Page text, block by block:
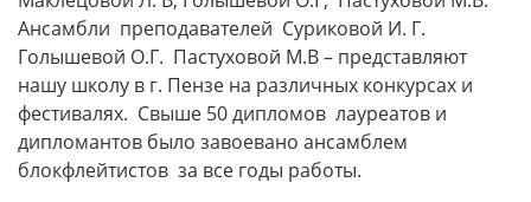
Ансамбли преподавателей Суриковой И. Г.
Голышевой О.Г. Пастуховой М.В – представляют
нашу школу в г. Пензе на различных конкурсах и
фестивалях. Свыше 50 дипломов лауреатов и
дипломантов было завоевано ансамблем
блокфлейтистов за все годы работы.